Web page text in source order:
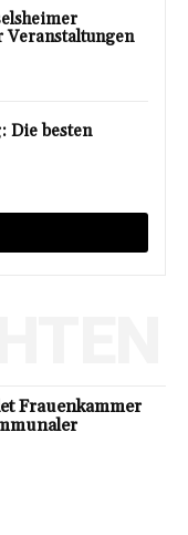
Veranstaltungen
Die besten
Frauenkammer